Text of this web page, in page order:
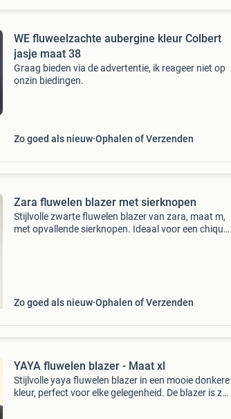
WE fluweelzachte aubergine kleur Colbert
jasje maat 38
Graag bieden via de advertentie, ik reageer niet op
onzin biedingen.
Zo goed als nieuw Ophalen of Verzenden
Zara fluwelen blazer met sierknopen
Stijlvolle zwarte fluwelen blazer van zara, maat m,
met opvallende sierknopen. Ideaal voor een chique
Zo goed als nieuw Ophalen of Verzenden
YAYA fluwelen blazer - Maat xl
Stijlvolle yaya fluwelen blazer in een mooie donkere
kleur, perfect voor elke gelegenheid. De blazer is zo